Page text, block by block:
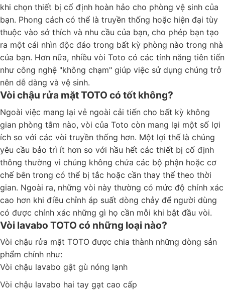
khi chọn thiết bị cố định hoàn hảo cho phòng vệ sinh của
bạn. Phong cách có thể là truyền thống hoặc hiện đại tùy
thuộc vào sở thích và nhu cầu của bạn, cho phép bạn tạo
ra một cái nhìn độc đáo trong bất kỳ phòng nào trong nhà
của bạn. Hơn nữa, nhiều vòi Toto có các tính năng tiên tiến
như công nghệ "không chạm" giúp việc sử dụng chúng trở
nên dễ dàng và vệ sinh.
Vòi chậu rửa mặt TOTO có tốt không?
Ngoài việc mang lại vẻ ngoài cải tiến cho bất kỳ không
gian phòng tắm nào, vòi của Toto còn mang lại một số lợi
ích so với các vòi truyền thống hơn. Một lợi thế là chúng
yêu cầu bảo trì ít hơn so với hầu hết các thiết bị cố định
thông thường vì chúng không chứa các bộ phận hoặc cơ
chế bên trong có thể bị tắc hoặc cần thay thế theo thời
gian. Ngoài ra, những vòi này thường có mức độ chính xác
cao hơn khi điều chỉnh áp suất dòng chảy để người dùng
có được chính xác những gì họ cần mỗi khi bật đầu vòi.
Vòi lavabo TOTO có những loại nào?
Vòi chậu rửa mặt TOTO được chia thành những dòng sản
phẩm chính như:
Vòi chậu lavabo gật gù nóng lạnh
Vòi chậu lavabo hai tay gạt cao cấp